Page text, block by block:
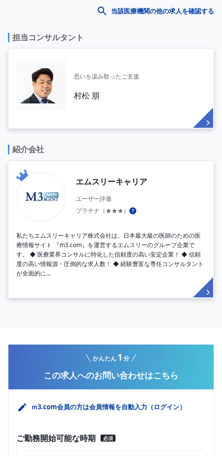
当該医療機関の他の求人を確認する
担当コンサルタント
思いを汲み取ったご支援
村松 朋
紹介会社
エムスリーキャリア
ユーザー評価
プラチナ（★★★）
私たちエムスリーキャリア株式会社は、日本最大級の医師のための医
療情報サイト 『m3.com』を運営するエムスリーのグループ企業で
す。 ◆ 医療業界コンサルに特化した信頼度の高い安定企業！ ◆ 信頼
度の高い情報源・圧倒的な求人数！ ◆ 経験豊富な専任コンサルタント
が全面的に...
この求人へのお問い合わせはこちら
かんたん1 分
ｍ3.com会員の方は会員情報を自動入力（ログイン）
ご勤務開始可能な時期 必須